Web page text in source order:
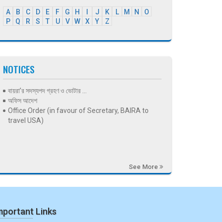
A B C D E F G H J K L M N
O
P
Q R S T U V W X Y Z
NOTICES
বায়রা’র সদস্যপদ গ্রহণ ও ভোটার ...
অফিস আদেশ
Office Order (in favour of Secretary, BAIRA to
travel USA)
See More
Links